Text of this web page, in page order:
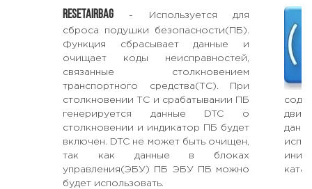
RESETAIRBAG - Используется для
сброса подушки безопасности(ПБ).
Функция сбрасывает данные и
очищает коды неисправностей,
связанные столкновением
транспортного средства(ТС). При
столкновении ТС и срабатывании ПБ
генерируется данные DTC о
столкновении и индикатор ПБ будет
включен. DTC не может быть очищен,
так как данные в блоках
управления(ЭБУ) ПБ ЭБУ ПБ можно
будет использовать.